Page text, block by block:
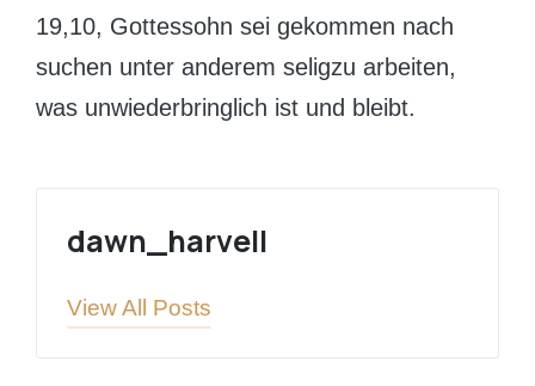
19,10, Gottessohn sei gekommen nach
suchen unter anderem seligzu arbeiten,
was unwiederbringlich ist und bleibt.
dawn_harvell
View All Posts